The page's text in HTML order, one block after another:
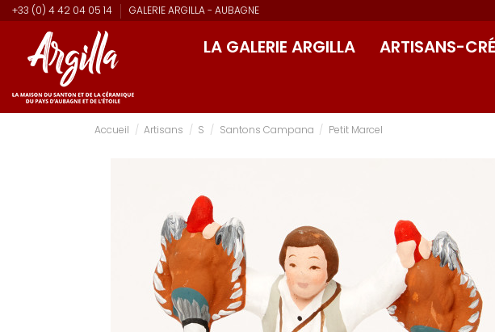
+33 (0) 4 42 04 05 14 GALERIE ARGILLA - AUBAGNE
LA GALERIE ARGILLA ARTISANS-
Accueil Artisans S Santons Campana Petit Marcel